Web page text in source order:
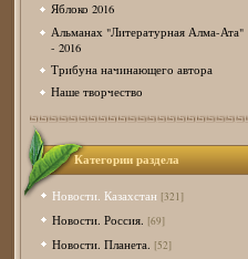
Яблоко 2016
Альманах "Литературная Алма-Ата"
- 2016
Трибуна начинающего автора
Наше творчество
Категории раздела
Новости. Казахстан [321]
Новости. Россия. [69]
Новости. Планета. [52]